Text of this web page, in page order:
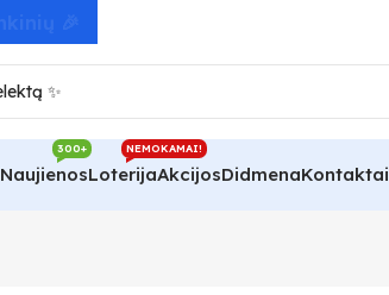
Naujienos
300+
Loterija
NEMOKAMAI!
AkcijosDidmenaKontaktai